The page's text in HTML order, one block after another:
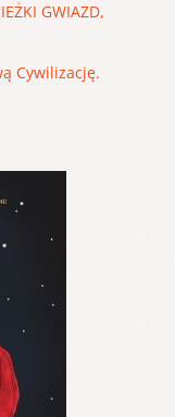
GWIAZD,
Cywilizację.